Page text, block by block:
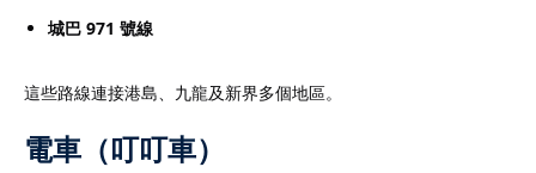
城巴 971 號線
這些路線連接港島、九龍及新界多個地區。​
電車（叮叮車）